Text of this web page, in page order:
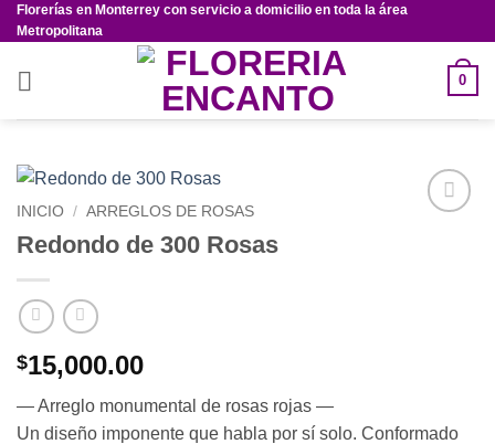
Saltar
al
contenido
Florerías en Monterrey con servicio a domicilio en toda la área
Metropolitana
0
INICIO / ARREGLOS DE ROSAS
Redondo de 300 Rosas
$15,000.00
— Arreglo monumental de rosas rojas —
Un diseño imponente que habla por sí solo. Conformado